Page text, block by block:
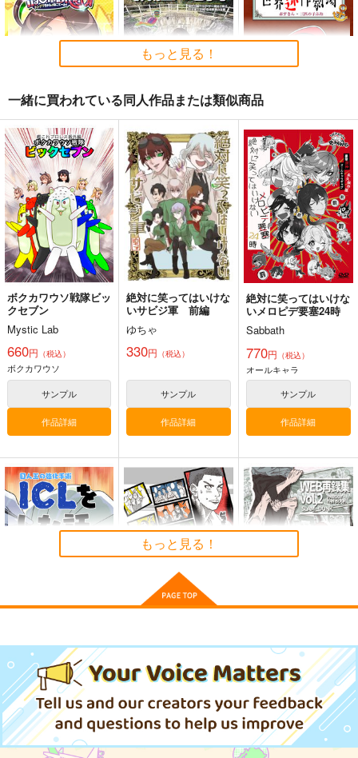
Thonbricchi～トンブ
リちゃんとねこてーと
く
KURONEKO-WORK's-
くろねこわぁくす-
660円（税込）
艦隊これくしょん-艦これ-
トンブリ
明石 大淀
サンプル
カート
戦艦の砲台 ～海から
陸へ！レーザー測量で
蘇る巨大地下空間・壱
岐要塞の全貌
さざなみ壊変
1,320円（税込）
ミリタリー
赤城
加賀
サンプル
カート
艦これ世界迷作劇場～
赤ずきん・三匹の子ぶ
た～
さといも牧場
787円（税込）
艦隊これくしょん-艦これ-
暁
響 第六駆逐隊
サンプル
カート
ゲームマスター響～リ
アル脱出ゲーム編～
響
第六駆逐隊
カート
軍艦・艦載機のひみ
つ 総集編その19
EINSATZ GRUPPE
＆ MANITOU
1,100円（税込）
艦隊これくしょん-艦これ-
カート
気高き者達の碑
1,870
カート
もっと見る！
一緒に買われている同人作品または類似商品
ボクカワウソ戦隊ビッ
クセブン
Mystic Lab
660円 （税込）
ボクカワウソ
サンプル
作品詳細
絶対に笑ってはいけな
いサビジ軍 前編
ゆちゃ
330円 （税込）
サンプル
作品詳細
絶対に笑ってはいけな
いメロピデ要塞24時
Sabbath
770円 （税込）
オールキャラ
サンプル
作品詳細
さくら研究室
550円（税込）
作者
サンプル
作品詳細
4,244円（税込）
サンプル
作品詳細
1,806円 （税込）
桜木花道
サンプル
作品詳細
もっと見る！